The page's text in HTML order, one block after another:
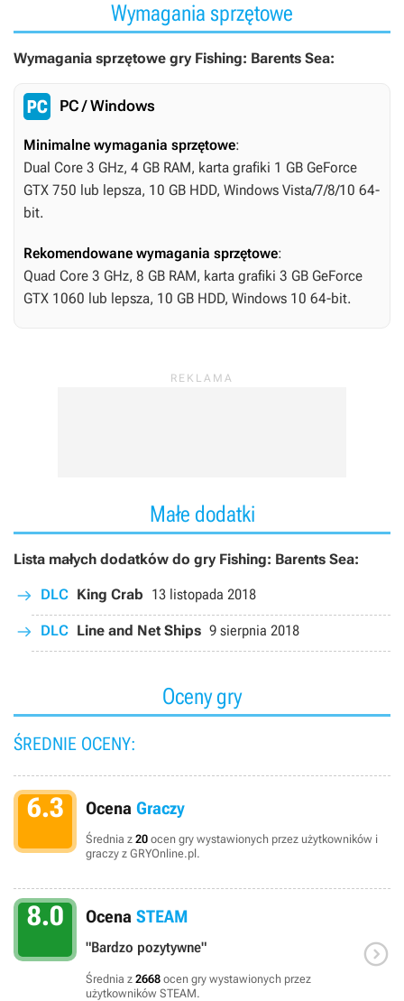
Wymagania sprzętowe
Wymagania sprzętowe gry Fishing: Barents Sea:
PC / Windows
Minimalne wymagania sprzętowe:
Dual Core 3 GHz, 4 GB RAM, karta grafiki 1 GB GeForce
GTX 750 lub lepsza, 10 GB HDD, Windows Vista/7/8/10 64-
bit.
Rekomendowane wymagania sprzętowe:
Quad Core 3 GHz, 8 GB RAM, karta grafiki 3 GB GeForce
GTX 1060 lub lepsza, 10 GB HDD, Windows 10 64-bit.
Małe dodatki
Lista małych dodatków do gry Fishing: Barents Sea:
DLC King Crab 13 listopada 2018
DLC Line and Net Ships 9 sierpnia 2018
Oceny gry
ŚREDNIE OCENY:
6.3 Ocena Graczy
Średnia z 20 ocen gry wystawionych przez użytkowników i
graczy z GRYOnline.pl.
8.0 Ocena STEAM
"Bardzo pozytywne"
Średnia z 2668 ocen gry wystawionych przez
użytkowników STEAM.
